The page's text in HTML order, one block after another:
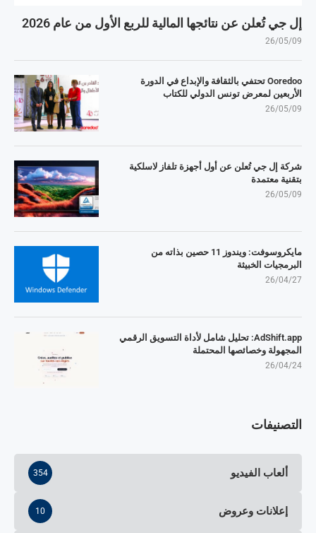
إل جي تُعلن عن نتائجها المالية للربع الأول من عام 2026
26/05/09
Ooredoo تحتفي بالثقافة والإبداع في الدورة
الأربعين لمعرض تونس الدولي للكتاب
26/05/09
شركة إل جي تُعلن عن أول أجهزة تلفاز لاسلكية
بتقنية معتمدة
26/05/09
مايكروسوفت: ويندوز 11 حصين بذاته من
البرمجيات الخبيثة
26/04/27
AdShift.app: تحليل شامل لأداة التسويق الرقمي
المجهولة وخصائصها المحتملة
26/04/24
التصنيفات
ألعاب الفيديو 354
إعلانات وعروض 10